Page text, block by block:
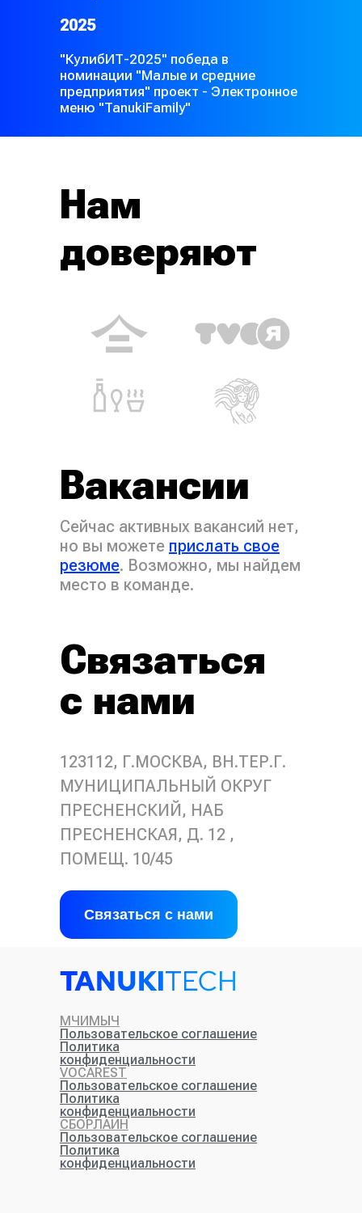
2025
"КулибИТ-2025" победа в
номинации "Малые и средние
предприятия" проект - Электронное
меню "TanukiFamily"
Нам
доверяют
Вакансии
Сейчас активных вакансий нет,
но вы можете прислать свое
резюме. Возможно, мы найдем
место в команде.
Связаться
с нами
123112, Г.МОСКВА, ВН.ТЕР.Г.
МУНИЦИПАЛЬНЫЙ ОКРУГ
ПРЕСНЕНСКИЙ, НАБ
ПРЕСНЕНСКАЯ, Д. 12 ,
ПОМЕЩ. 10/45
Связаться с нами
МЧИМЫЧ
Пользовательское соглашение
Политика
конфиденциальности
VOCAREST
Пользовательское соглашение
Политика
конфиденциальности
CБОРЛАЙН
Пользовательское соглашение
Политика
конфиденциальности